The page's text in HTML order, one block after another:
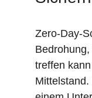
Zero-Day-
treffen